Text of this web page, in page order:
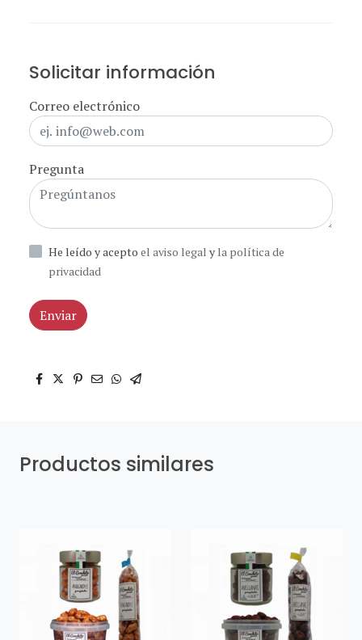
Solicitar información
Correo electrónico
Pregunta
He leído y acepto el aviso legal y la política de
privacidad
Enviar
Productos similares